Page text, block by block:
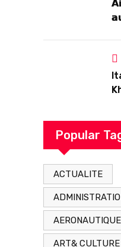
Popular
ACTUALITE
AERONAUTIQUE
ART& CULTURE